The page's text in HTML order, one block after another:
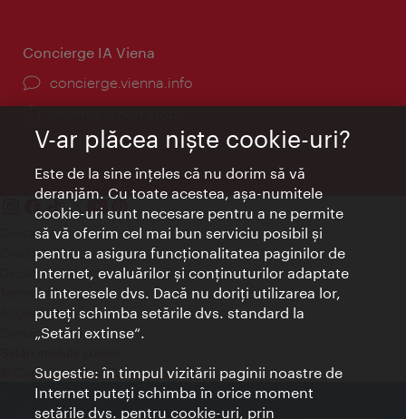
Concierge IA Viena
concierge.vienna.info
Contact
Credits
Declaraţie privind protecţia datelor
Terms of Use
Accesibilitate
Contact presa
© Copyright Wien Tourismus
V-ar plăcea nişte cookie-uri?
Este de la sine înţeles că nu dorim să vă
deranjăm. Cu toate acestea, aşa-numitele
cookie-uri sunt necesare pentru a ne permite
să vă oferim cel mai bun serviciu posibil şi
pentru a asigura funcţionalitatea paginilor de
Internet, evaluărilor şi conţinuturilor adaptate
la interesele dvs. Dacă nu doriţi utilizarea lor,
puteţi schimba setările dvs. standard la
„Setări extinse“.
Sugestie: în timpul vizitării paginii noastre de
Internet puteţi schimba în orice moment
setările dvs. pentru cookie-uri, prin